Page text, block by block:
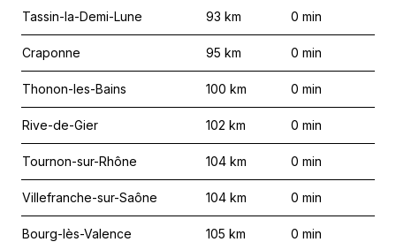
Tassin-la-Demi-Lune 93 km 0 min
Craponne 95 km 0 min
Thonon-les-Bains 100 km 0 min
Rive-de-Gier 102 km 0 min
Tournon-sur-Rhône 104 km 0 min
Villefranche-sur-Saône 104 km 0 min
Bourg-lès-Valence 105 km 0 min